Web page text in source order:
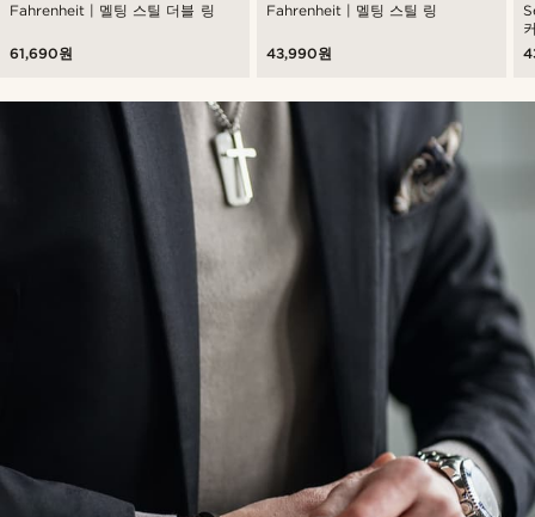
Fahrenheit | 멜팅 스틸 더블 링
61,690원
Fahrenheit | 멜팅 스틸 링
43,990원